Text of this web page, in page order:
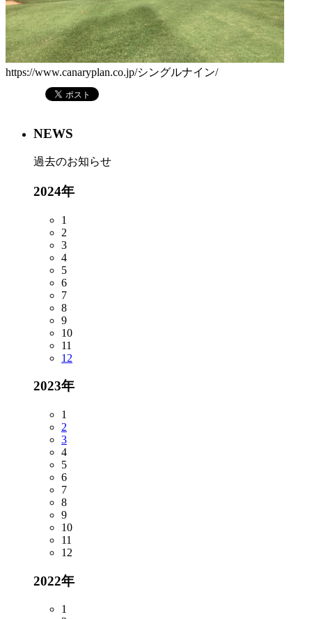
https://www.canaryplan.co.jp/シングルナイン/
NEWS
過去のお知らせ
2024年
1
2
3
4
5
6
7
8
9
10
11
12
2023年
1
2
3
4
5
6
7
8
9
10
11
12
2022年
1